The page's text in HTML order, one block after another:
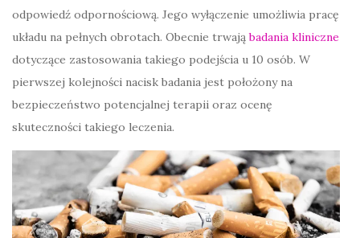
odpowiedź odpornościową. Jego wyłączenie umożliwia pracę
układu na pełnych obrotach. Obecnie trwająbadania kliniczne
dotyczące zastosowania takiego podejścia u 10 osób. W
pierwszej kolejności nacisk badania jest położony na
bezpieczeństwo potencjalnej terapii oraz ocenę
skuteczności takiego leczenia.